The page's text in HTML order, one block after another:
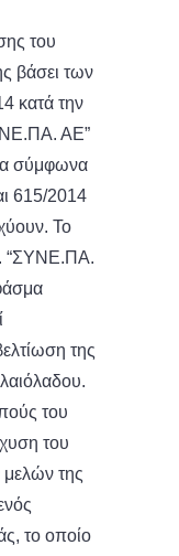
του
βάσει των
κατά την
ΑΕ”
σύμφωνα
615/2014
Το
“ΣΥΝΕ.ΠΑ.
της
του
του
μελών της
το οποίο